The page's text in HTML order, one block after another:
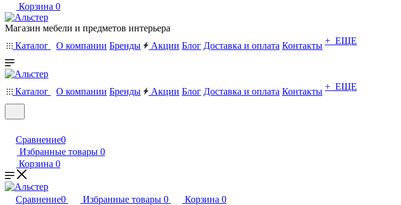
Корзина 0
Магазин мебели и предметов интерьера
Каталог
О компании Бренды Акции Блог Доставка и оплата Контакты + ЕЩЕ
Каталог О компании Бренды Акции Блог Доставка и оплата Контакты + ЕЩЕ
Сравнение0
Избранные товары 0
Корзина 0
Сравнение0 Избранные товары 0 Корзина 0